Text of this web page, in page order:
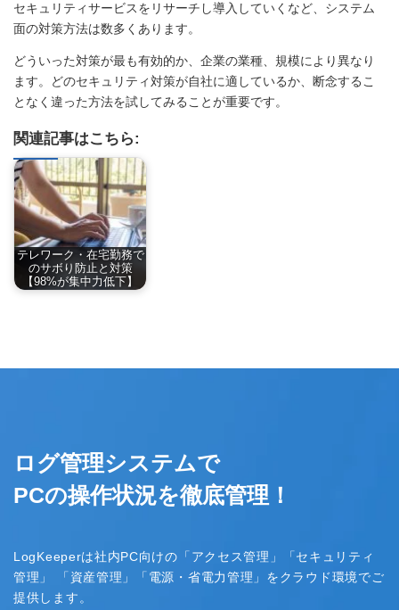
セキュリティサービスをリサーチし導入していくなど、システム
面の対策方法は数多くあります。
どういった対策が最も有効的か、企業の業種、規模により異なり
ます。どのセキュリティ対策が自社に適しているか、断念するこ
となく違った方法を試してみることが重要です。
関連記事はこちら:
テレワーク・在宅勤務で
のサボり防止と対策
【98%が集中力低下】
ログ管理システムで
PCの操作状況を徹底管理！
LogKeeperは社内PC向けの「アクセス管理」「セキュリティ
管理」
「資産管理」「電源・省電力管理」をクラウド環境でご
提供します。